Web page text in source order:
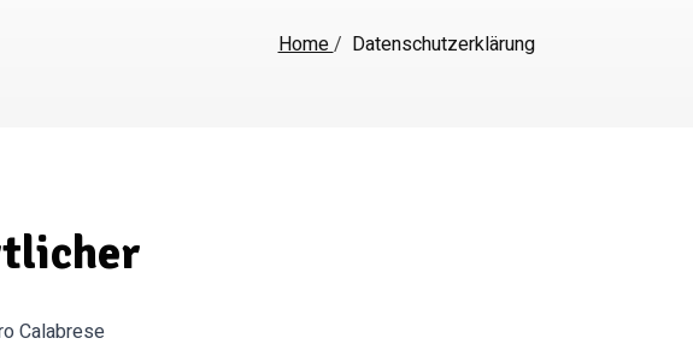
Home/ Datenschutzerklärung
Calabrese